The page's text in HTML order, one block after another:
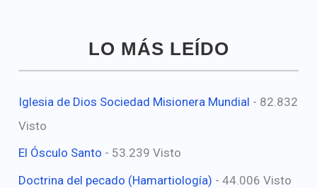
LO MÁS LEÍDO
Iglesia de Dios Sociedad Misionera Mundial - 82.832
Visto
El Ósculo Santo - 53.239 Visto
Doctrina del pecado (Hamartiología) - 44.006 Visto